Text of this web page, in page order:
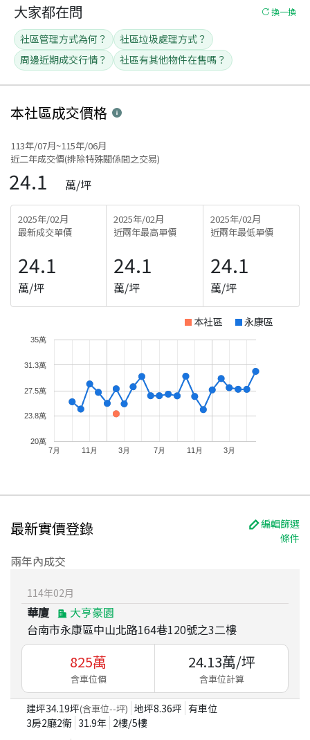
大家都在問 換一換
社區管理方式為何？
社區垃圾處理方式？
周邊近期成交行情？
社區有其他物件在售嗎？
本社區成交價格
113年/07月~115年/06月
近二年成交價(排除特殊關係間之交易)
24.1 萬/坪
2025年/02月
最新成交單價
24.1
萬/坪
2025年/02月
近兩年最高單價
24.1
萬/坪
2025年/02月
近兩年最低單價
24.1
萬/坪
本社區 永康區
7月 11月 3月 7月 11月 3月
20萬
23.8萬
27.5萬
31.3萬
35萬
最新實價登錄
編輯篩選
條件
兩年內成交
114年02月
華廈
大亨豪園
台南市永康區中山北路164巷120號之3二樓
825萬
含車位價
24.13萬/坪
含車位計算
建坪34.19坪(含車位--坪) 地坪8.36坪 有車位
3房2廳2衛 31.9年 2樓/5樓